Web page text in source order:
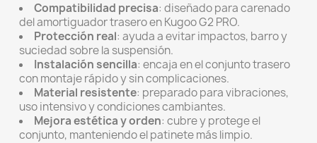
Compatibilidad precisa: diseñado para carenado
del amortiguador trasero en Kugoo G2 PRO.
Protección real: ayuda a evitar impactos, barro y
suciedad sobre la suspensión.
Instalación sencilla: encaja en el conjunto trasero
con montaje rápido y sin complicaciones.
Material resistente: preparado para vibraciones,
uso intensivo y condiciones cambiantes.
Mejora estética y orden: cubre y protege el
conjunto, manteniendo el patinete más limpio.